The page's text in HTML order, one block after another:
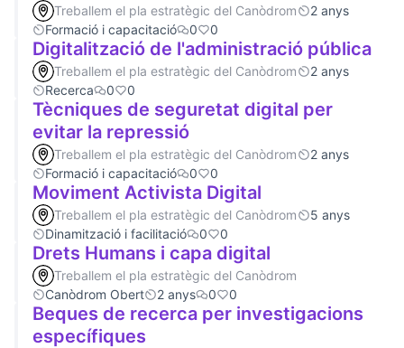
Treballem el pla estratègic del Canòdrom
2 anys
Formació i capacitació
0 0
Digitalització de l'administració pública
Treballem el pla estratègic del Canòdrom
2 anys
Recerca
0 0
Tècniques de seguretat digital per
evitar la repressió
Treballem el pla estratègic del Canòdrom
2 anys
Formació i capacitació
0 0
Moviment Activista Digital
Treballem el pla estratègic del Canòdrom
5 anys
Dinamització i facilitació
0 0
Drets Humans i capa digital
Treballem el pla estratègic del Canòdrom
Canòdrom Obert
2 anys 0 0
Beques de recerca per investigacions
específiques